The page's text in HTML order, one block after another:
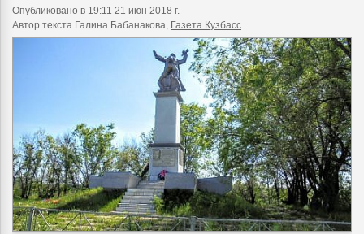
Опубликовано в 19:11 21 июн 2018 г.
Автор текста Галина Бабанакова, Газета Кузбасс